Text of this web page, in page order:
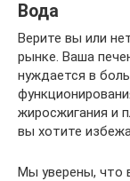
Вода
Верите вы или
рынке. Ваша
нуждается в
жиросжигания и
вы хотите
Мы уверены, что